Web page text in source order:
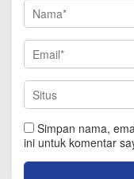
Simpan nama,
ini untuk komentar